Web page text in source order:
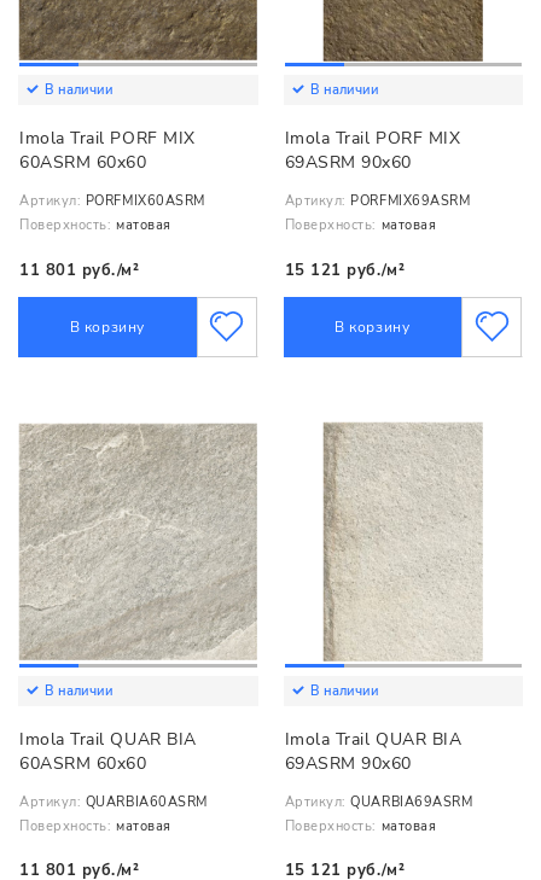
В наличии
Imola Trail PORF MIX
60ASRM 60x60
Артикул: PORFMIX60ASRM
Поверхность: матовая
11 801 руб./м²
В корзину
В наличии
Imola Trail PORF MIX
69ASRM 90x60
Артикул: PORFMIX69ASRM
Поверхность: матовая
15 121 руб./м²
В корзину
В наличии
Imola Trail QUAR BIA
60ASRM 60x60
Артикул: QUARBIA60ASRM
Поверхность: матовая
11 801 руб./м²
В наличии
Imola Trail QUAR BIA
69ASRM 90x60
Артикул: QUARBIA69ASRM
Поверхность: матовая
15 121 руб./м²